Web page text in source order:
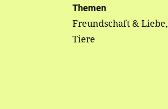
Themen
Freundschaft & Liebe,
Tiere